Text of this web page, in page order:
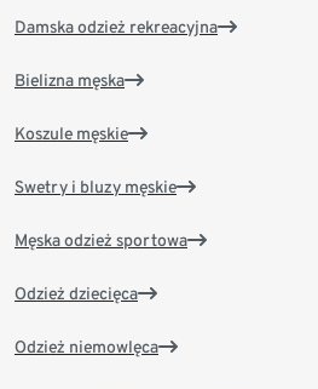
Damska odzież rekreacyjna
Bielizna męska
Koszule męskie
Swetry i bluzy męskie
Męska odzież sportowa
Odzież dziecięca
Odzież niemowlęca